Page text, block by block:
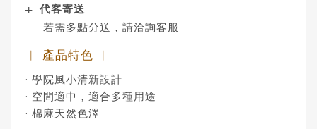
代客寄送
若需多點分送，請洽詢客服
︱ 產品特色 ︱
· 學院風小清新設計
· 空間適中，適合多種用途
· 棉麻天然色澤